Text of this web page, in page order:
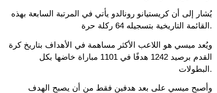
يُشار إلى أن كريستيانو رونالدو يأتي في المرتبة السابعة بهذه
القائمة التاريخية بتسجيله 64 ركلة حرة.
ويُعد ميسي هو اللاعب الأكثر مساهمة في الأهداف بتاريخ كرة
القدم برصيد 1242 هدفًا في 1101 مباراة خاضها بكل
البطولات.
وأصبح ميسي على بعد هدفين فقط من أن يصبح الهدف